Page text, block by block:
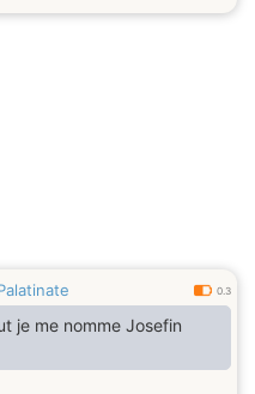
zu verlieren. Sich
0.3
je me nomme Josefin